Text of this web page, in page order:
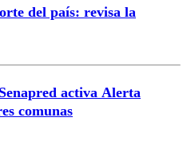
del país: revisa la
activa Alerta
comunas